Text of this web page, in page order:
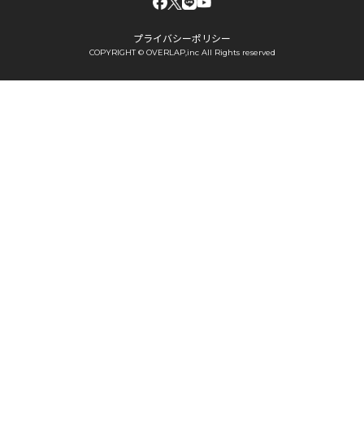
プライバシーポリシー
COPYRIGHT © OVERLAP,inc All Rights reserved